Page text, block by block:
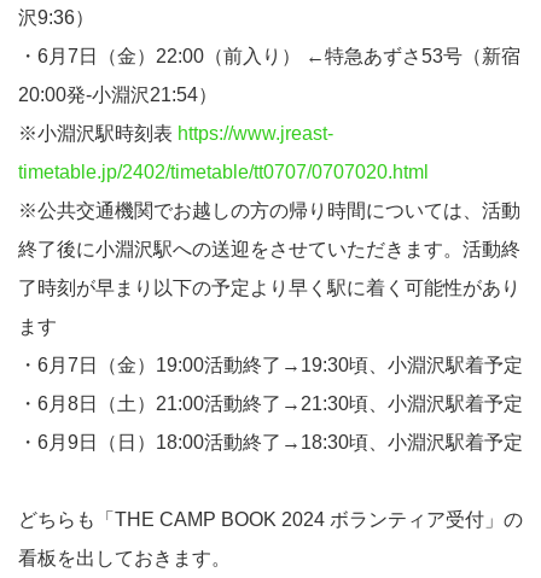
沢9:36）
・6月7日（金）22:00（前入り） ←特急あずさ53号（新宿
20:00発-小淵沢21:54）
※小淵沢駅時刻表 https://www.jreast-
timetable.jp/2402/timetable/tt0707/0707020.html
※公共交通機関でお越しの方の帰り時間については、活動
終了後に小淵沢駅への送迎をさせていただきます。活動終
了時刻が早まり以下の予定より早く駅に着く可能性があり
ます
・6月7日（金）19:00活動終了→19:30頃、小淵沢駅着予定
・6月8日（土）21:00活動終了→21:30頃、小淵沢駅着予定
・6月9日（日）18:00活動終了→18:30頃、小淵沢駅着予定
どちらも「THE CAMP BOOK 2024 ボランティア受付」の
看板を出しておきます。